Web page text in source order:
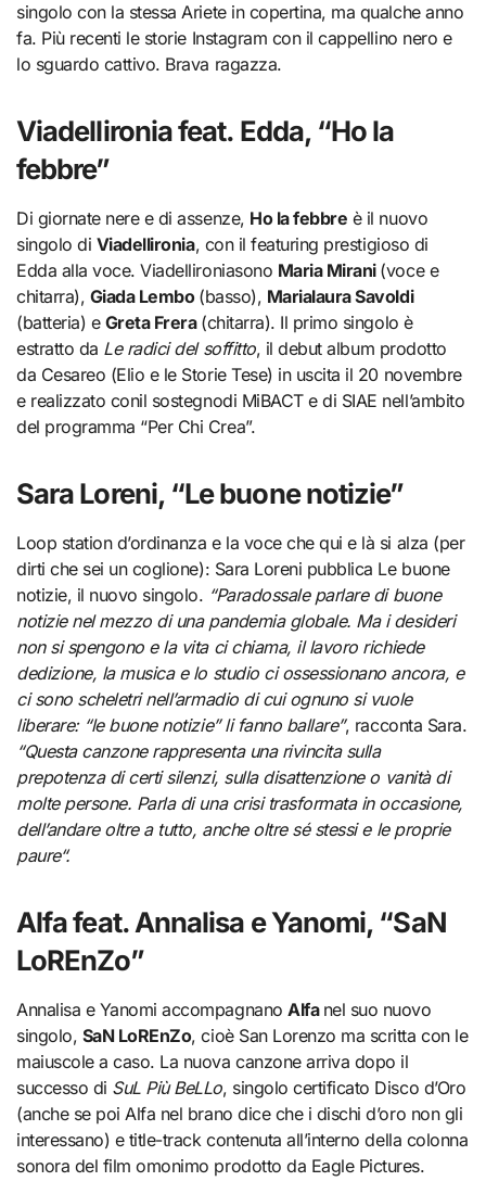
singolo con la stessa Ariete in copertina, ma qualche anno
fa. Più recenti le storie Instagram con il cappellino nero e
lo sguardo cattivo. Brava ragazza.
Viadellironia feat. Edda, “Ho la
febbre”
Di giornate nere e di assenze, Ho la febbre è il nuovo
singolo di Viadellironia, con il featuring prestigioso di
Edda alla voce. Viadellironiasono Maria Mirani (voce e
chitarra), Giada Lembo (basso), Marialaura Savoldi
(batteria) e Greta Frera (chitarra). Il primo singolo è
estratto da Le radici del soffitto, il debut album prodotto
da Cesareo (Elio e le Storie Tese) in uscita il 20 novembre
e realizzato conil sostegnodi MiBACT e di SIAE nell’ambito
del programma “Per Chi Crea”.
Sara Loreni, “Le buone notizie”
Loop station d’ordinanza e la voce che qui e là si alza (per
dirti che sei un coglione): Sara Loreni pubblica Le buone
notizie, il nuovo singolo. “Paradossale parlare di buone
notizie nel mezzo di una pandemia globale. Ma i desideri
non si spengono e la vita ci chiama, il lavoro richiede
dedizione, la musica e lo studio ci ossessionano ancora, e
ci sono scheletri nell’armadio di cui ognuno si vuole
liberare: “le buone notizie” li fanno ballare”, racconta Sara.
“Questa canzone rappresenta una rivincita sulla
prepotenza di certi silenzi, sulla disattenzione o vanità di
molte persone. Parla di una crisi trasformata in occasione,
dell’andare oltre a tutto, anche oltre sé stessi e le proprie
paure“.
Alfa feat. Annalisa e Yanomi, “SaN
LoREnZo”
Annalisa e Yanomi accompagnanoAlfa nel suo nuovo
singolo, SaN LoREnZo, cioè San Lorenzo ma scritta con le
maiuscole a caso. La nuova canzone arriva dopo il
successo di SuL Più BeLLo, singolo certificato Disco d’Oro
(anche se poi Alfa nel brano dice che i dischi d’oro non gli
interessano) e title-track contenuta all’interno della colonna
sonora del film omonimo prodotto da Eagle Pictures.